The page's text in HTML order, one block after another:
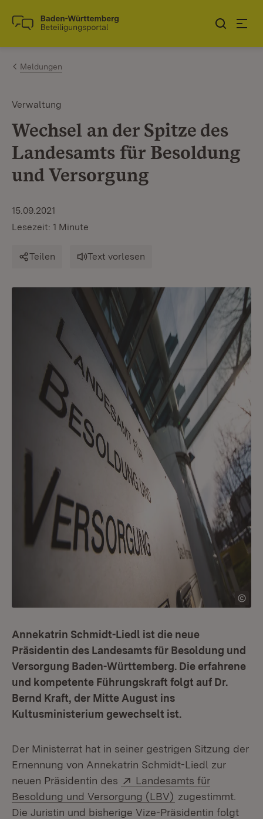
Zum Inhalt springen
Link zur Startseite
Meldungen
Verwaltung
Wechsel an der Spitze des
Landesamts für Besoldung
und Versorgung
15.09.2021
Lesezeit: 1 Minute
Teilen Text vorlesen
Annekatrin Schmidt-Liedl ist die neue
Präsidentin des Landesamts für Besoldung und
Versorgung Baden-Württemberg. Die erfahrene
und kompetente Führungskraft folgt auf Dr.
Bernd Kraft, der Mitte August ins
Kultusministerium gewechselt ist.
Der Ministerrat hat in seiner gestrigen Sitzung der
Ernennung von Annekatrin Schmidt-Liedl zur
neuen Präsidentin des
Extern:
Landesamts für
Besoldung und Versorgung (LBV) (Öffnet in neuem
zugestimmt.
Die Juristin und bisherige Vize-Präsidentin folgt